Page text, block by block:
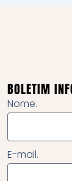
BOLETIM
Nome.
E-mail.